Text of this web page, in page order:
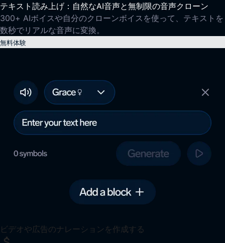
テキスト読み上げ：自然なAI音声と無制限の音声クローン
300+ AIボイスや自分のクローンボイスを使って、テキストを
数秒でリアルな音声に変換。
無料体験
ビデオや広告のナレーションを作成する